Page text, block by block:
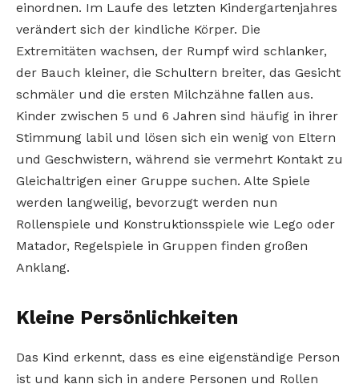
einordnen. Im Laufe des letzten Kindergartenjahres
verändert sich der kindliche Körper. Die
Extremitäten wachsen, der Rumpf wird schlanker,
der Bauch kleiner, die Schultern breiter, das Gesicht
schmäler und die ersten Milchzähne fallen aus.
Kinder zwischen 5 und 6 Jahren sind häufig in ihrer
Stimmung labil und lösen sich ein wenig von Eltern
und Geschwistern, während sie vermehrt Kontakt zu
Gleichaltrigen einer Gruppe suchen. Alte Spiele
werden langweilig, bevorzugt werden nun
Rollenspiele und Konstruktionsspiele wie Lego oder
Matador, Regelspiele in Gruppen finden großen
Anklang.
Kleine Persönlichkeiten
Das Kind erkennt, dass es eine eigenständige Person
ist und kann sich in andere Personen und Rollen